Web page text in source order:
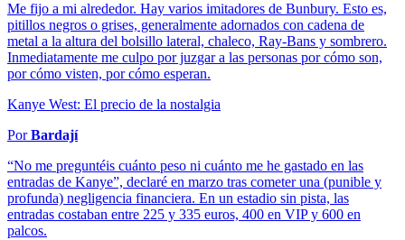
Me fijo a mi alrededor. Hay varios imitadores de Bunbury. Esto es,
pitillos negros o grises, generalmente adornados con cadena de
metal a la altura del bolsillo lateral, chaleco, Ray-Bans y sombrero.
Inmediatamente me culpo por juzgar a las personas por cómo son,
por cómo visten, por cómo esperan.
Kanye West: El precio de la nostalgia
PorBardají
“No me preguntéis cuánto peso ni cuánto me he gastado en las
entradas de Kanye”, declaré en marzo tras cometer una (punible y
profunda) negligencia financiera. En un estadio sin pista, las
entradas costaban entre 225 y 335 euros, 400 en VIP y 600 en
palcos.